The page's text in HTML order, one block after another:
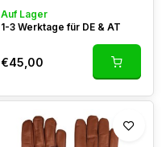
Auf Lager
1-3 Werktage für DE & AT
€45,00